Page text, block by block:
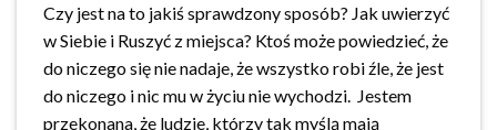
Czy jest na to jakiś sprawdzony sposób? Jak uwierzyć
w Siebie i Ruszyć z miejsca? Ktoś może powiedzieć, że
do niczego się nie nadaje, że wszystko robi źle, że jest
do niczego i nic mu w życiu nie wychodzi. Jestem
przekonana, że ludzie, którzy tak myślą mają